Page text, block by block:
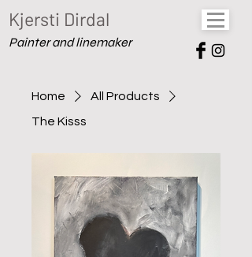
Kjersti Dirdal
Painter and linemaker
Home
All Products
The Kisss